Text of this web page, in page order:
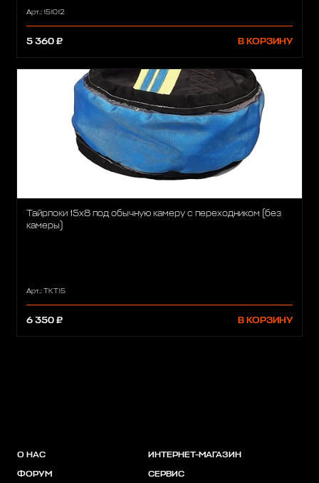
Арт.: 151012
5 360 ₽ В КОРЗИНУ
Тайрлоки 15х8 под обычную камеру с переходником (без
камеры)
Арт.: TKT15
6 350 ₽ В КОРЗИНУ
О НАС
ФОРУМ
ИНТЕРНЕТ-МАГАЗИН
СЕРВИС